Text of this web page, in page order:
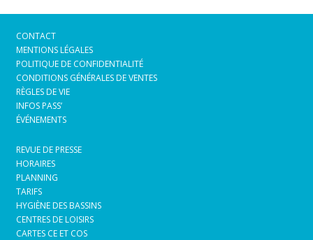
CONTACT
MENTIONS LÉGALES
POLITIQUE DE CONFIDENTIALITÉ
CONDITIONS GÉNÉRALES DE VENTES
RÈGLES DE VIE
INFOS PASS’
ÉVÉNEMENTS
REVUE DE PRESSE
HORAIRES
PLANNING
TARIFS
HYGIÈNE DES BASSINS
CENTRES DE LOISIRS
CARTES CE ET COS